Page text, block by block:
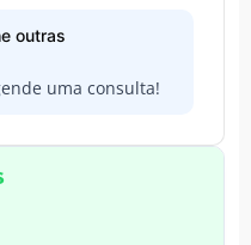
outras
uma consulta!